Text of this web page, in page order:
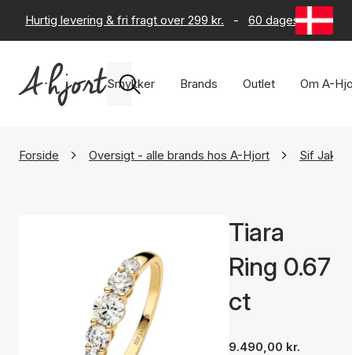
Hurtig levering & fri fragt over 299 kr. - 60 dages returret
Smykker Brands Outlet Om A-
Forside Oversigt - alle brands hos A-Hjort Sif
Tiara
Ring 0.67
ct
9.490,00 kr.